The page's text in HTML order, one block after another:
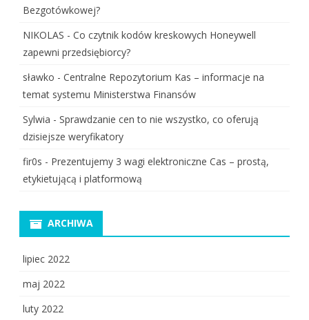
Bezgotówkowej?
NIKOLAS - Co czytnik kodów kreskowych Honeywell
zapewni przedsiębiorcy?
sławko - Centralne Repozytorium Kas – informacje na
temat systemu Ministerstwa Finansów
Sylwia - Sprawdzanie cen to nie wszystko, co oferują
dzisiejsze weryfikatory
fir0s - Prezentujemy 3 wagi elektroniczne Cas – prostą,
etykietującą i platformową
ARCHIWA
lipiec 2022
maj 2022
luty 2022